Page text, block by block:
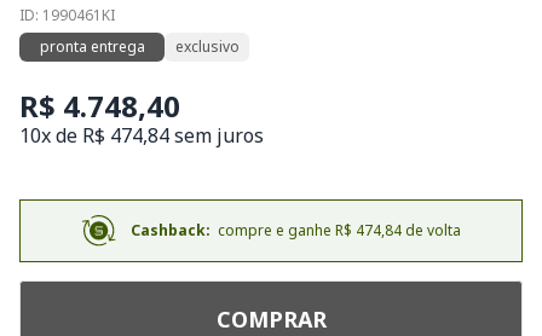
ID: 1990461KI
pronta entrega
exclusivo
R$ 4.748,40
10x de R$ 474,84 sem juros
Cashback: compre e ganhe R$ 474,84 de volta
COMPRAR